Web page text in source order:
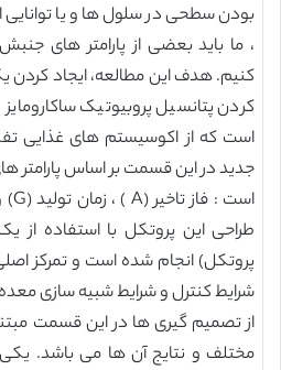
بودن سطحی در سلول ها و یا توانایی
، ما باید بعضی از پارامتر های
کنیم. هدف این مطالعه، ایجاد
کردن پتانسیل پروبیوتیک
است که از اکوسیستم های غذایی
جدید در این قسمت بر اساس
پروتکل) انجام شده است و تمرکز
شرایط کنترل و شرایط شبیه سازی
از تصمیم گیری ها در این قسمت
مختلف و نتایج آن ها می باشد.